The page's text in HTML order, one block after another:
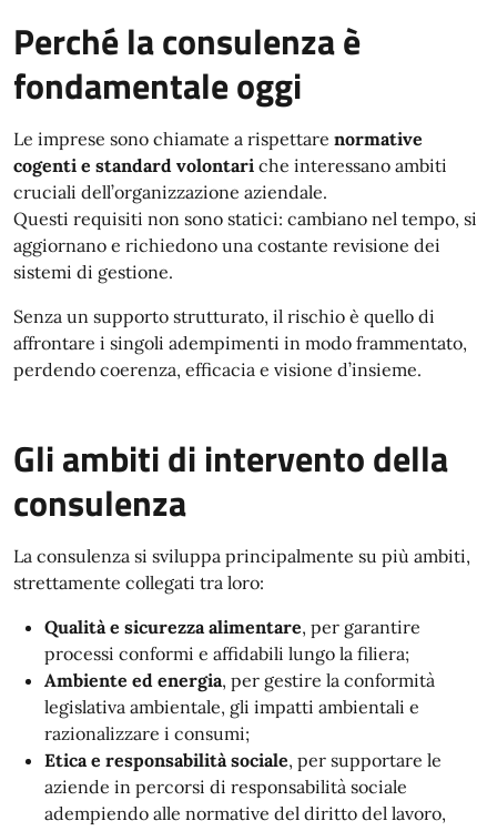
Perché la consulenza è
fondamentale oggi
Le imprese sono chiamate a rispettare normative
cogenti e standard volontari che interessano ambiti
cruciali dell’organizzazione aziendale.
Questi requisiti non sono statici: cambiano nel tempo, si
aggiornano e richiedono una costante revisione dei
sistemi di gestione.
Senza un supporto strutturato, il rischio è quello di
affrontare i singoli adempimenti in modo frammentato,
perdendo coerenza, efficacia e visione d’insieme.
Gli ambiti di intervento della
consulenza
La consulenza si sviluppa principalmente su più ambiti,
strettamente collegati tra loro:
Qualità e sicurezza alimentare, per garantire
processi conformi e affidabili lungo la filiera;
Ambiente ed energia, per gestire la conformità
legislativa ambientale, gli impatti ambientali e
razionalizzare i consumi;
Etica e responsabilità sociale, per supportare le
aziende in percorsi di responsabilità sociale
adempiendo alle normative del diritto del lavoro,